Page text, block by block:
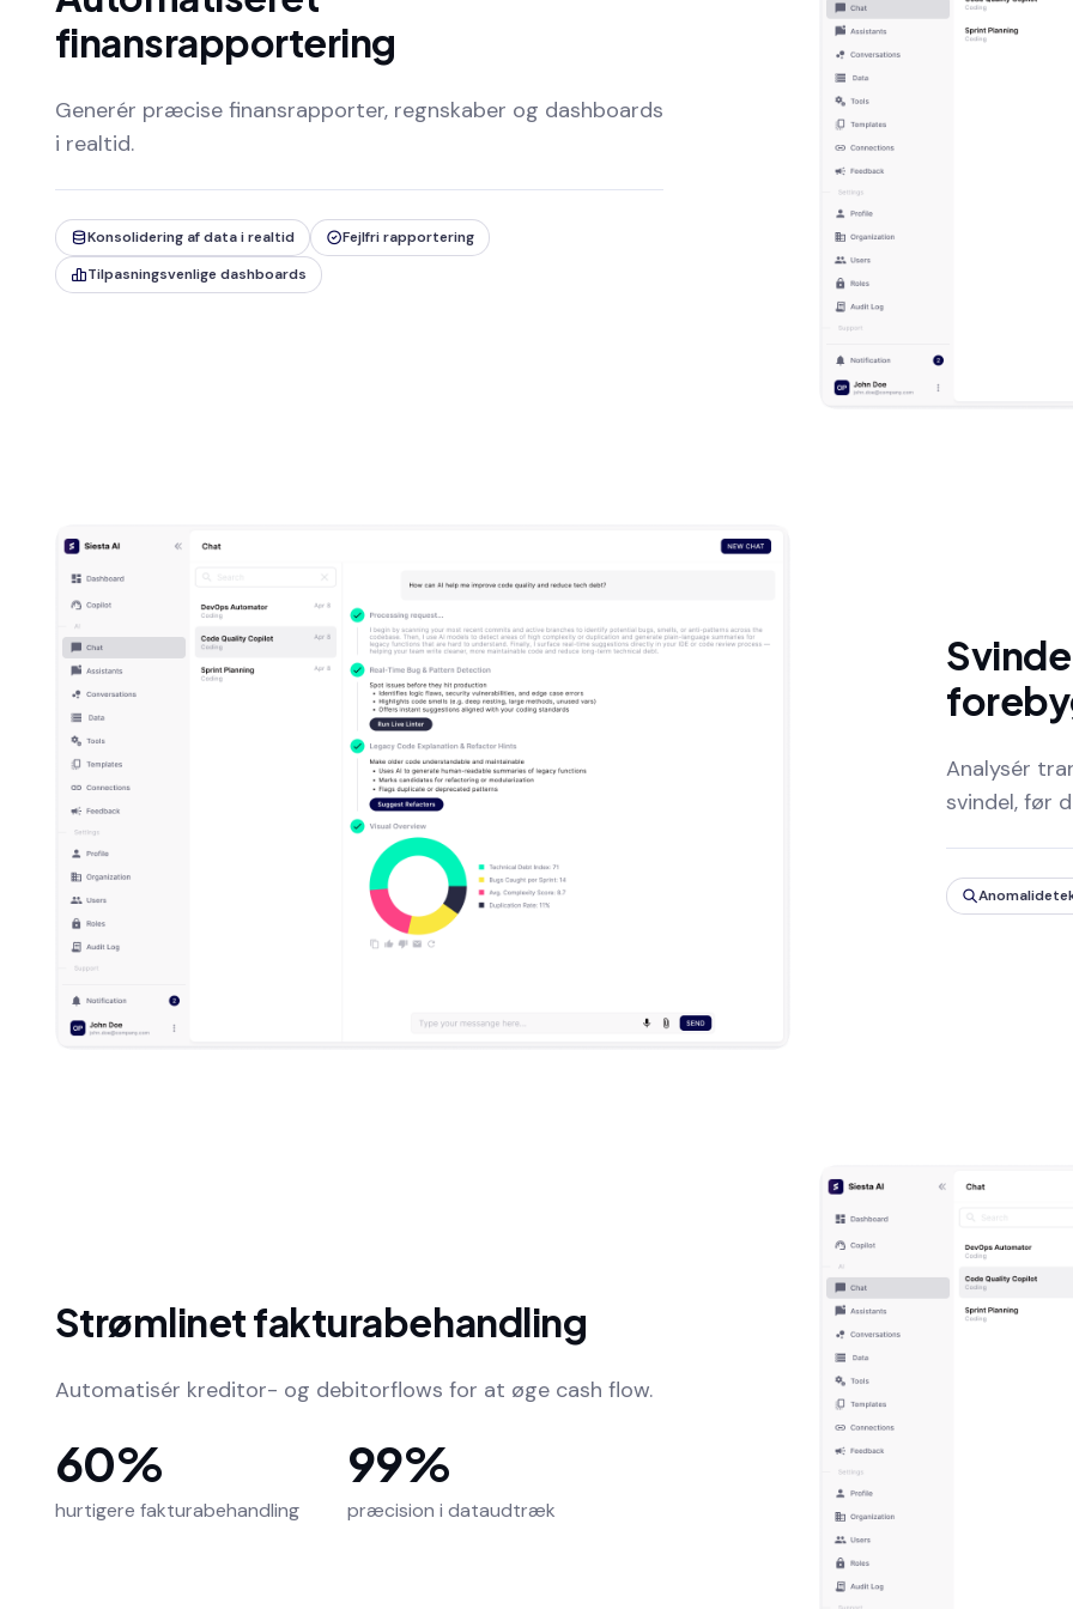
finansrapportering
Generér præcise finansrapporter, regnskaber og dashboards
i realtid.
Konsolidering af data i realtid
Fejlfri rapportering
Tilpasningsvenlige dashboards
Analysér
svindel, før
Strømlinet fakturabehandling
Automatisér kreditor- og debitorflows for at øge cash flow.
60%
hurtigere fakturabehandling
99%
præcision i dataudtræk